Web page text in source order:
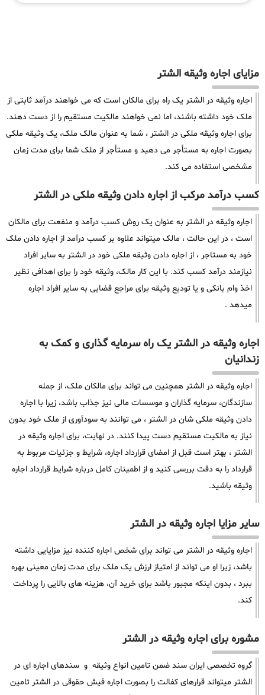
مزایای اجاره وثیقه الشتر
اجاره وثیقه در الشتر یک راه برای مالکان است که می خواهند درآمد ثابتی از
ملک خود داشته باشند، اما نمی خواهند مالکیت مستقیم را از دست دهند.
برای اجاره وثیقه ملکی در الشتر ، شما به عنوان مالک ملک، یک وثیقه ملکی
بصورت اجاره به مستأجر می دهید و مستأجر از ملک شما برای مدت زمان
مشخصی استفاده می کند.
کسب درآمد مرکب از اجاره دادن وثیقه ملکی در الشتر
اجاره وثیقه در الشتر به عنوان یک روش کسب درآمد و منفعت برای مالکان
است ، در این حالت ، مالک میتواند علاوه بر کسب درآمد از اجاره دادن ملک
خود به مستاجر ، از اجاره دادن وثیقه ملکی خود در الشتر به سایر افراد
نیازمند درآمد کسب کند. با این کار مالک، وثیقه خود را برای اهدافی نظیر
اخذ وام بانکی و یا تودیع وثیقه برای مراجع قضایی به سایر افراد اجاره
میدهد .
اجاره وثیقه در الشتر یک راه سرمایه گذاری و کمک به
زندانیان
اجاره وثیقه در الشتر همچنین می تواند برای مالکان ملک، از جمله
سازندگان، سرمایه گذاران و موسسات مالی نیز جذاب باشد، زیرا با اجاره
دادن وثیقه ملکی شان در الشتر ، می توانند به سودآوری از ملک خود بدون
نیاز به مالکیت مستقیم دست پیدا کنند. در نهایت، برای اجاره وثیقه در
الشتر ، بهتر است قبل از امضای قرارداد اجاره، شرایط و جزئیات مربوط به
قرارداد را به دقت بررسی کنید و از اطمینان کامل درباره شرایط قرارداد اجاره
وثیقه باشید.
سایر مزایا اجاره وثیقه در الشتر
اجاره وثیقه در الشتر می تواند برای شخص اجاره کننده نیز مزایایی داشته
باشد، زیرا او می تواند از امتیاز ارزش یک ملک برای مدت زمان معینی بهره
ببرد ، بدون اینکه مجبور باشد برای خرید آن، هزینه های بالایی را پرداخت
کند.
مشوره برای اجاره وثیقه در الشتر
گروه تخصصی ایران سند ضمن تامین انواع وثیقه و سندهای اجاره ای در
الشتر میتواند قرارهای کفالت را بصورت اجاره فیش حقوقی در الشتر تامین